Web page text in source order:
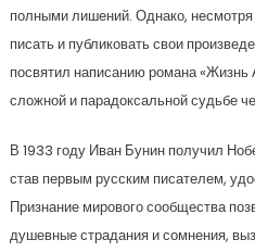
полными лишений. Однако,
писать и публиковать свои
посвятил написанию романа «Жизнь
сложной и парадоксальной судьбе
В 1933 году Иван Бунин получил
став первым русским писателем,
Признание мирового сообщества
душевные страдания и сомнения,